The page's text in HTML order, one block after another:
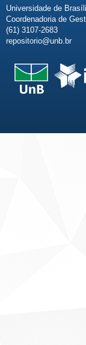
Universidade de
Coordenadoria de
(61) 3107-2683
repositorio@unb.br